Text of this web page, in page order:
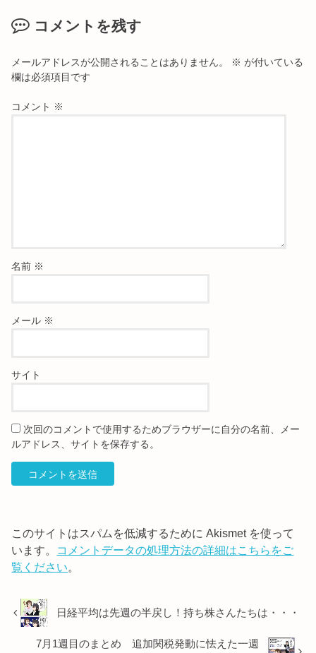
コメントを残す
メールアドレスが公開されることはありません。 ※ が付いている
欄は必須項目です
コメント ※
名前 ※
メール ※
サイト
次回のコメントで使用するためブラウザーに自分の名前、メー
ルアドレス、サイトを保存する。
このサイトはスパムを低減するために Akismet を使って
います。 コメントデータの処理方法の詳細はこちらをご
覧ください。
日経平均は先週の半戻し！持ち株さんたちは・・・
7月1週目のまとめ 追加関税発動に怯えた一週